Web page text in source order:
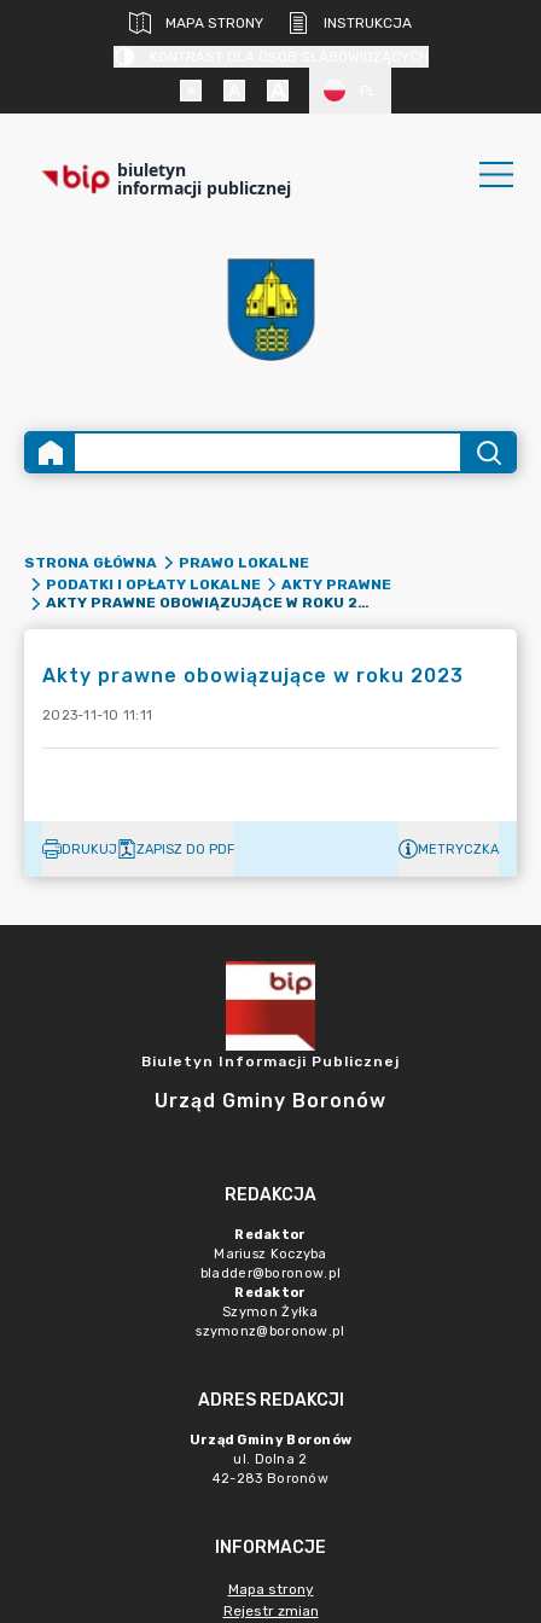
MAPA STRONY
INSTRUKCJA
biuletyn
informacji publicznej
STRONA GŁÓWNA
PRAWO LOKALNE
PODATKI I OPŁATY LOKALNE
AKTY PRAWNE
AKTY PRAWNE OBOWIĄZUJĄCE W ROKU 2023
Akty prawne obowiązujące w roku 2023
2023-11-10 11:11
DRUKUJ ZAPISZ DO PDF METRYCZKA
Biuletyn Informacji Publicznej
Urząd Gminy Boronów
REDAKCJA
Redaktor
Mariusz Koczyba
bladder@boronow.pl
Redaktor
Szymon Żyłka
szymonz@boronow.pl
ADRES REDAKCJI
Urząd Gminy Boronów
ul. Dolna 2
42-283 Boronów
INFORMACJE
Mapa strony
Rejestr zmian